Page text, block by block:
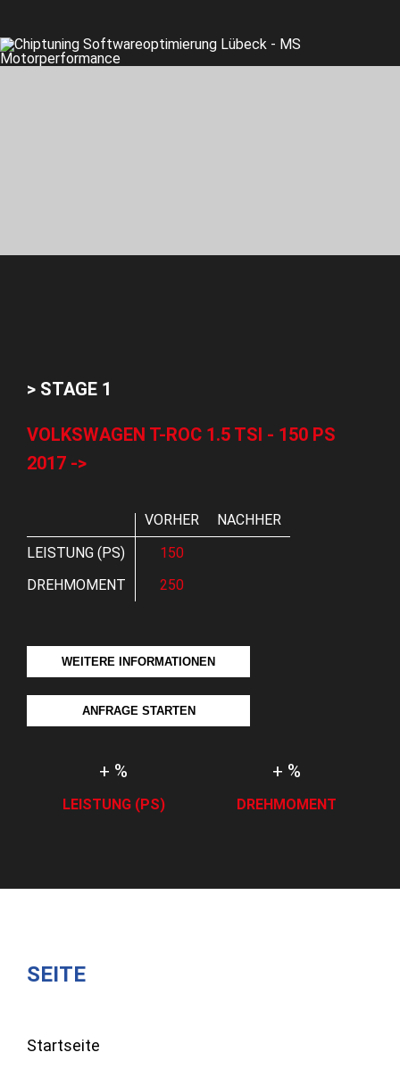
> STAGE 1
VOLKSWAGEN T-ROC 1.5 TSI - 150 PS
2017 ->
VORHER
NACHHER
LEISTUNG (PS)
150
DREHMOMENT
250
WEITERE INFORMATIONEN
ANFRAGE STARTEN
+ %
LEISTUNG (PS)
+ %
DREHMOMENT
SEITE
Startseite